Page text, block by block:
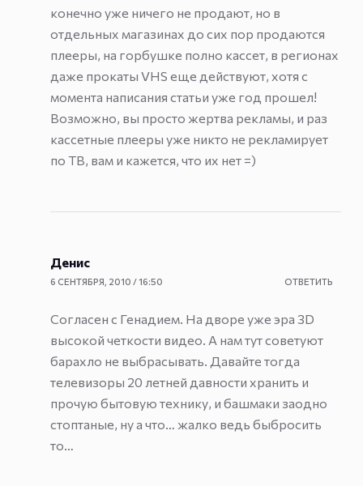
конечно уже ничего не продают, но в
отдельных магазинах до сих пор продаются
плееры, на горбушке полно кассет, в регионах
даже прокаты VHS еще действуют, хотя с
момента написания статьи уже год прошел!
Возможно, вы просто жертва рекламы, и раз
кассетные плееры уже никто не рекламирует
по ТВ, вам и кажется, что их нет =)
Денис
6 СЕНТЯБРЯ, 2010 / 16:50 ОТВЕТИТЬ
Согласен с Генадием. На дворе уже эра 3D
высокой четкости видео. А нам тут советуют
барахло не выбрасывать. Давайте тогда
телевизоры 20 летней давности хранить и
прочую бытовую технику, и башмаки заодно
стоптаные, ну а что… жалко ведь быбросить
то…